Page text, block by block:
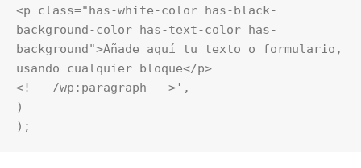
<p class="has-white-color has-black-
background-color has-text-color has-
background">Añade aquí tu texto o formulario,
usando cualquier bloque</p>
<!-- /wp:paragraph -->',
)
);